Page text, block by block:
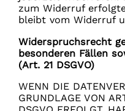
zum Widerruf
bleibt vom Widerruf
Widerspruchsrecht
besonderen Fällen
(Art. 21 DSGVO)
WENN DIE
GRUNDLAGE VON